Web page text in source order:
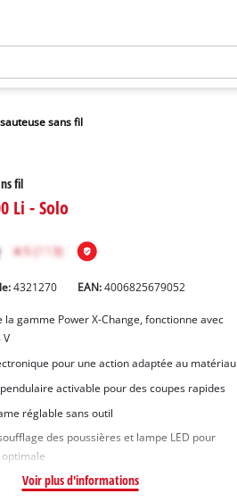
sans fil
fil
Li - Solo
4321270 EAN:4006825679052
la gamme Power X-Change, fonctionne avec
V
pour une action adaptée au matériau
activable pour des coupes rapides
réglable sans outil
des poussières et lampe LED pour
Voir plus d'informations